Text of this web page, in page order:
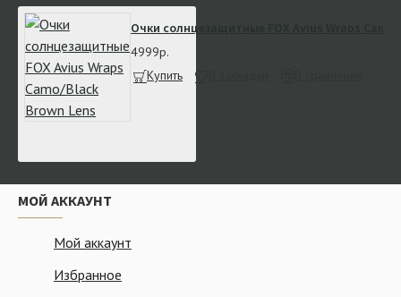
Очки солнцезащитные FOX Avius Wraps
4999р.
Купить
МОЙ АККАУНТ
Мой аккаунт
Избранное